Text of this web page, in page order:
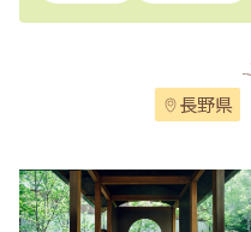
長野県